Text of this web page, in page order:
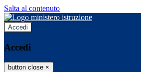
Salta al contenuto
Accedi
Accedi
button close ×